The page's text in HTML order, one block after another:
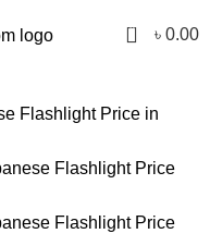
0 ৳ 0.00